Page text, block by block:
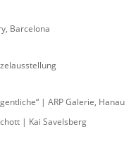
Barcelona
| ARP Galerie, Hanau
| Kai Savelsberg